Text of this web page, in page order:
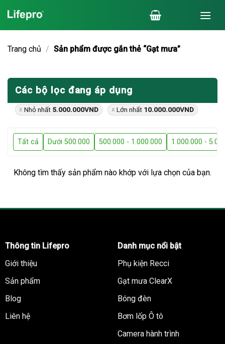
đến
nội
dung
Trang chủ / Sản phẩm được gắn thẻ “Gạt mưa”
Các bộ lọc đang áp dụng
Nhỏ nhất 5.000.000VND Lớn nhất 10.000.000VND
Tất cả Dưới 500.000 500.000 - 1.000.000 1.000.000 -
Không tìm thấy sản phẩm nào khớp với lựa chọn của bạn.
Thông tin Lifepro
Giới thiệu
Sản phẩm
Blog
Liên hệ
Danh mục nổi bật
Phụ kiện Recci
Gạt mưa ClearX
Bóng đèn
Bơm lốp Ô tô
Camera hành trình